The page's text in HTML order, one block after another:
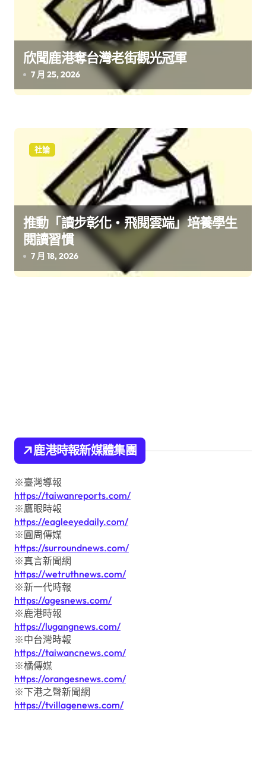
欣聞鹿港奪台灣老街觀光冠軍
7 月 25, 2026
社論
推動「讀步彰化‧飛閱雲端」培養學生
閱讀習慣
7 月 18, 2026
鹿港時報新媒體集團
※臺灣導報
https://taiwanreports.com/
※鷹眼時報
https://eagleeyedaily.com/
※圓周傳媒
https://surroundnews.com/
※真言新聞網
https://wetruthnews.com/
※新一代時報
https://agesnews.com/
※鹿港時報
https://lugangnews.com/
※中台灣時報
https://taiwancnews.com/
※橘傳媒
https://orangesnews.com/
※下港之聲新聞網
https://tvillagenews.com/